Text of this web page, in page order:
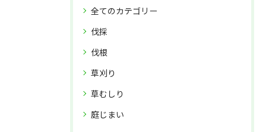
全てのカテゴリー
伐採
伐根
草刈り
草むしり
庭じまい
お問い合わせはこちら
お問い合わせはこちら